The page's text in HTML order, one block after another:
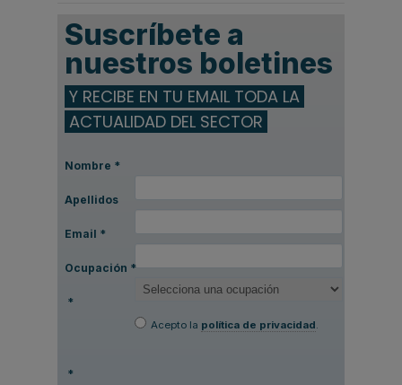
Suscríbete a
nuestros boletines
Y RECIBE EN TU EMAIL TODA LA
ACTUALIDAD DEL SECTOR
Nombre *
Apellidos
Email *
Ocupación *
*
Acepto la política de privacidad
*